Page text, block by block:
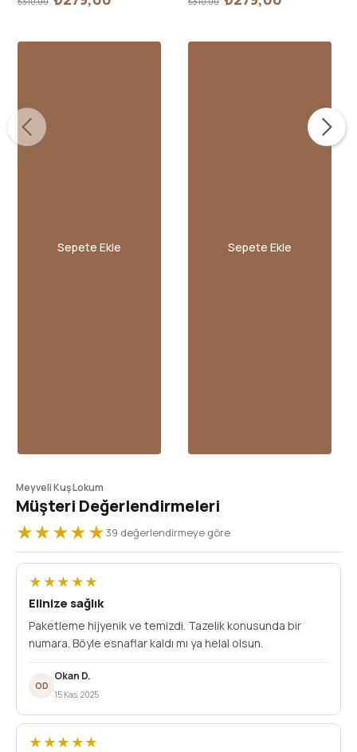
Sepete Ekle Sepete Ekle
Meyveli Kuş Lokum
Müşteri Değerlendirmeleri
★★★★★39 değerlendirmeye göre
★★★★★
Elinize sağlık
Paketleme hijyenik ve temizdi. Tazelik konusunda bir
numara. Böyle esnaflar kaldı mı ya helal olsun.
OD
Okan D.
15 Kas, 2025
★★★★★